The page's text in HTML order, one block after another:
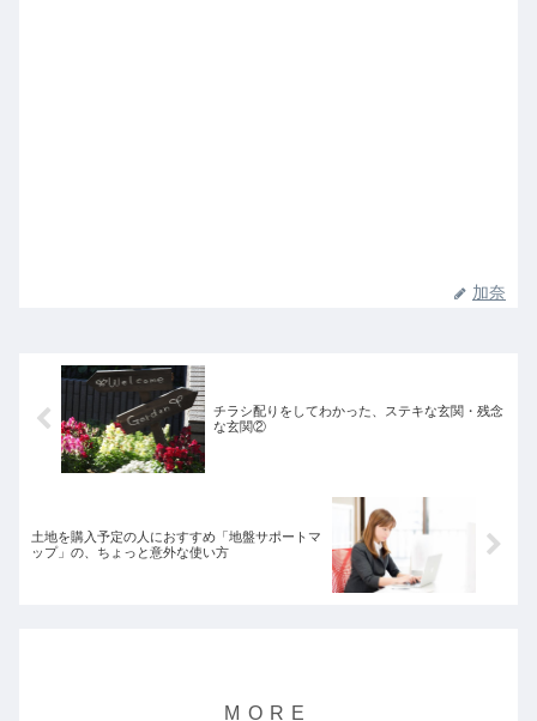
加奈
チラシ配りをしてわかった、ステキな玄関・残念
な玄関②
土地を購入予定の人におすすめ「地盤サポートマ
ップ」の、ちょっと意外な使い方